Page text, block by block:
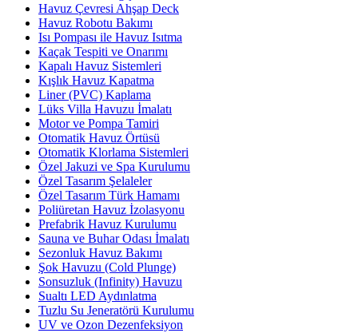
Havuz Çevresi Ahşap Deck
Havuz Robotu Bakımı
Isı Pompası ile Havuz Isıtma
Kaçak Tespiti ve Onarımı
Kapalı Havuz Sistemleri
Kışlık Havuz Kapatma
Liner (PVC) Kaplama
Lüks Villa Havuzu İmalatı
Motor ve Pompa Tamiri
Otomatik Havuz Örtüsü
Otomatik Klorlama Sistemleri
Özel Jakuzi ve Spa Kurulumu
Özel Tasarım Şelaleler
Özel Tasarım Türk Hamamı
Poliüretan Havuz İzolasyonu
Prefabrik Havuz Kurulumu
Sauna ve Buhar Odası İmalatı
Sezonluk Havuz Bakımı
Şok Havuzu (Cold Plunge)
Sonsuzluk (Infinity) Havuzu
Sualtı LED Aydınlatma
Tuzlu Su Jeneratörü Kurulumu
UV ve Ozon Dezenfeksiyon